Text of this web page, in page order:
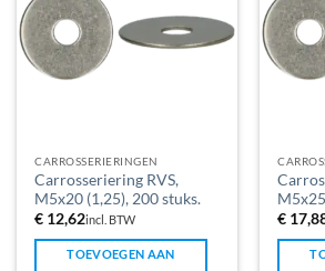
CARROSSERIERINGEN
Carrosseriering RVS,
M5x20 (1,25), 200 stuks.
€ 12,62incl. BTW
TOEVOEGEN AAN
€